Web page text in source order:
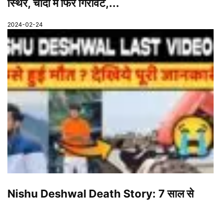
स्थिर, चांदी में फिर गिरावट,...
2024-02-24
Nishu Deshwal Death Story: 7 साल से